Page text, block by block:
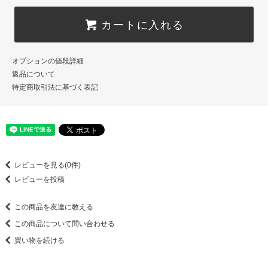
カートに入れる
オプションの値段詳細
返品について
特定商取引法に基づく表記
レビューを見る(0件)
レビューを投稿
この商品を友達に教える
この商品について問い合わせる
買い物を続ける